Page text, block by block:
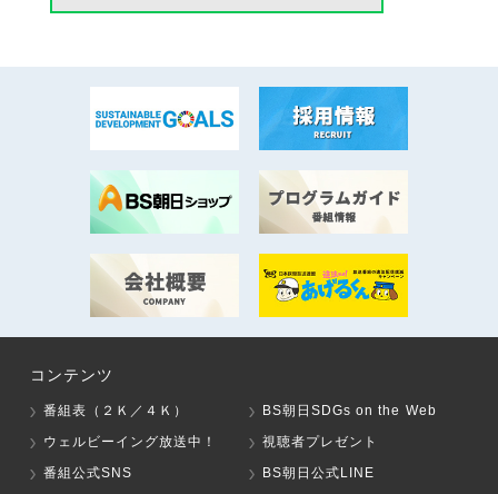
コンテンツ
番組表（２Ｋ／４Ｋ）
BS朝日SDGs on the Web
ウェルビーイング放送中！
視聴者プレゼント
番組公式SNS
BS朝日公式LINE